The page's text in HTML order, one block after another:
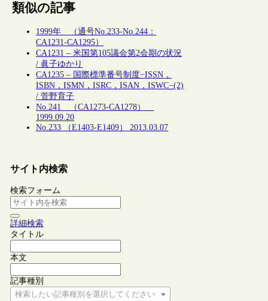
類似の記事
1999年 （通号No.233-No.244：
CA1231-CA1295）
CA1231 – 米国第105議会第2会期の状況
/ 眞子ゆかり
CA1235 – 国際標準番号制度−ISSN，
ISBN，ISMN，ISRC，ISAN，ISWC−(2)
/ 菅野育子
No.241 （CA1273-CA1278）
1999.09.20
No.233 （E1403-E1409） 2013.03.07
サイト内検索
検索フォーム
詳細検索
タイトル
本文
記事種別
検索したい記事種別を選択してください